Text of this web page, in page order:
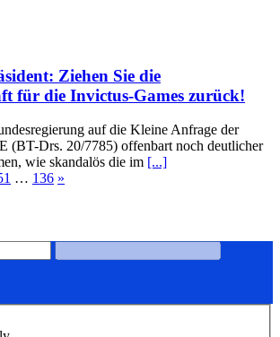
Ziehen Sie die
für die Invictus-Games zurück!
auf die Kleine Anfrage der
(BT-Drs. 20/7785) offenbart noch deutlicher
wie skandalös die im [...]
… 136 »